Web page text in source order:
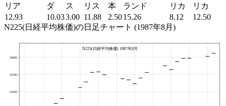
リア
ダ
ス
リス
本
ランド
リカ
リカ
12.93
10.033.00 11.88 2.5015.26 8.12
12.50
N225(日経平均株価)の日足チャート (1987年8月)